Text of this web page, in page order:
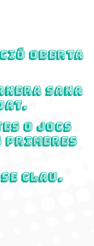
oberta
sana
o jocs
clau.